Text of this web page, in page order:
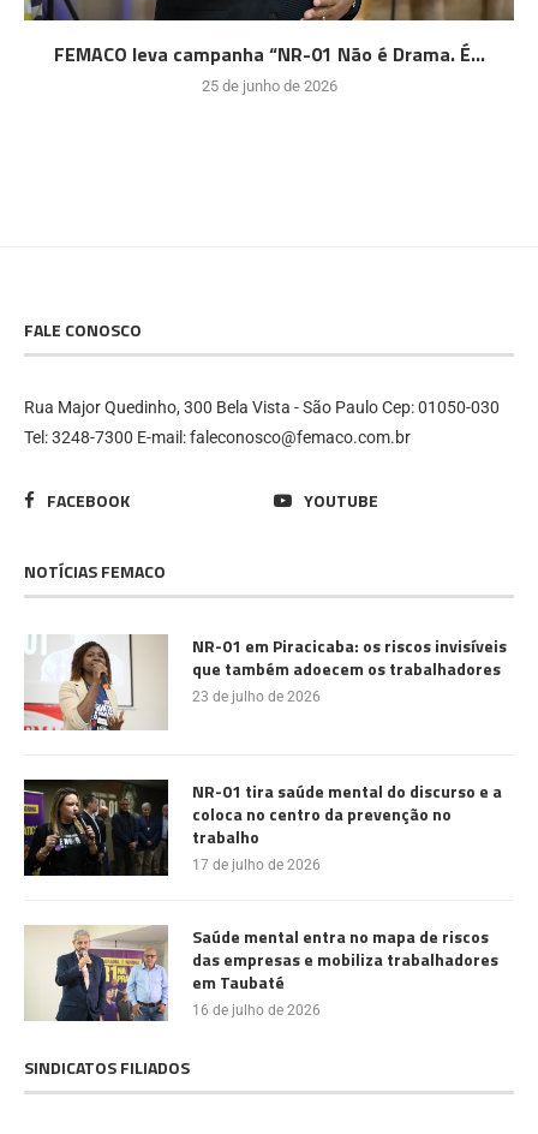
FEMACO leva campanha “NR-01 Não é Drama. É...
25 de junho de 2026
FALE CONOSCO
Rua Major Quedinho, 300 Bela Vista - São Paulo Cep: 01050-030
Tel: 3248-7300 E-mail: faleconosco@femaco.com.br
FACEBOOK YOUTUBE
NOTÍCIAS FEMACO
NR-01 em Piracicaba: os riscos invisíveis
que também adoecem os trabalhadores
23 de julho de 2026
NR-01 tira saúde mental do discurso e a
coloca no centro da prevenção no
trabalho
17 de julho de 2026
Saúde mental entra no mapa de riscos
das empresas e mobiliza trabalhadores
em Taubaté
16 de julho de 2026
SINDICATOS FILIADOS